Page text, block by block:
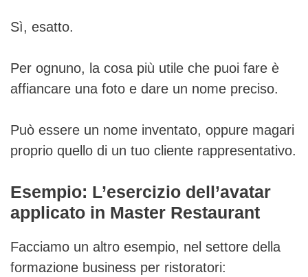
Sì, esatto.
Per ognuno, la cosa più utile che puoi fare è
affiancare una foto e dare un nome preciso.
Può essere un nome inventato, oppure magari
proprio quello di un tuo cliente rappresentativo.
Esempio: L’esercizio dell’avatar
applicato in Master Restaurant
Facciamo un altro esempio, nel settore della
formazione business per ristoratori: